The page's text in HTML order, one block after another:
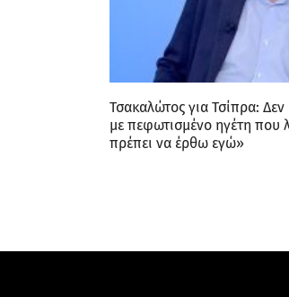
Τσακαλώτος για Τσίπρα:
με πεφωτισμένο ηγέτη που
πρέπει να έρθω εγώ»